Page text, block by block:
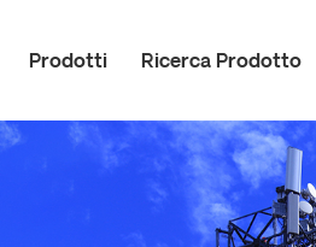
Prodotti Ricerca Prodotto